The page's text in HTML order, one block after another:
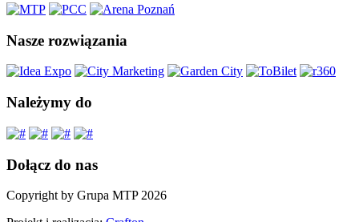
Nasze rozwiązania
Należymy do
Dołącz do nas
Copyright by Grupa MTP 2026